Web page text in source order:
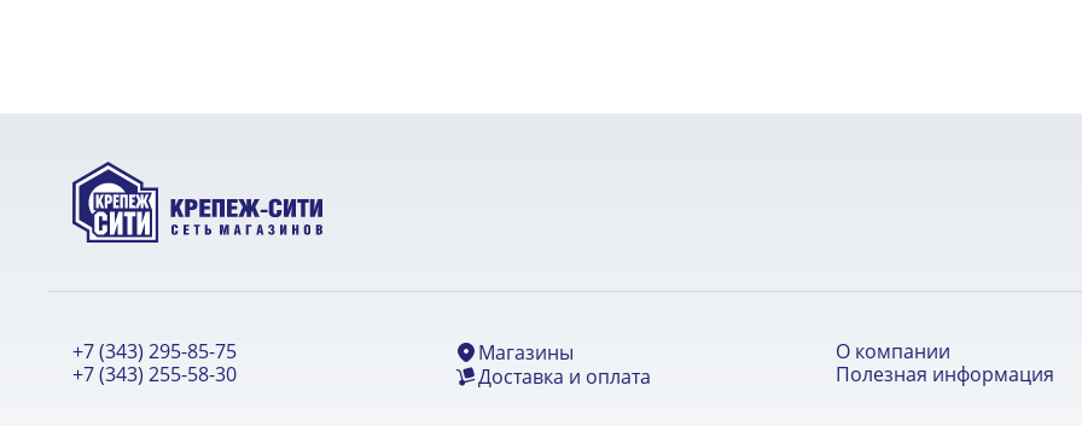
+7 (343) 295-85-75
+7 (343) 255-58-30
Магазины
Доставка и оплата
О компании
Полезная информация